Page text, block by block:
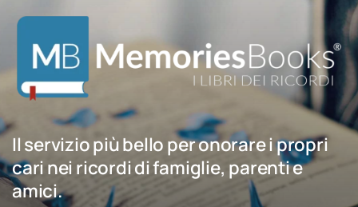
Il servizio più bello per onorare i propri
cari nei ricordi di famiglie, parenti e
amici.